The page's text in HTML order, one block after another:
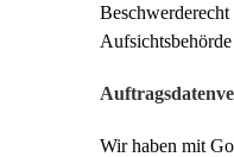
Wir haben mit